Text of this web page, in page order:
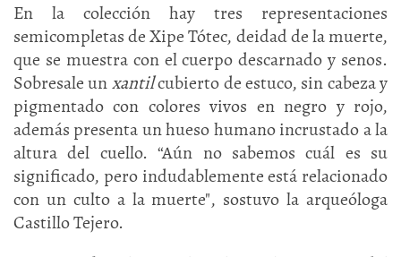
En la colección hay tres representaciones
semicompletas de Xipe Tótec, deidad de la muerte,
que se muestra con el cuerpo descarnado y senos.
Sobresale unxantilcubierto de estuco, sin cabeza y
pigmentado con colores vivos en negro y rojo,
además presenta un hueso humano incrustado a la
altura del cuello. “Aún no sabemos cuál es su
significado, pero indudablemente está relacionado
con un culto a la muerte", sostuvo la arqueóloga
Castillo Tejero.